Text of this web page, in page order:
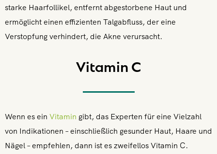
starke Haarfollikel, entfernt abgestorbene Haut und
ermöglicht einen effizienten Talgabfluss, der eine
Verstopfung verhindert, die Akne verursacht.
Vitamin C
Wenn es ein Vitamin gibt, das Experten für eine Vielzahl
von Indikationen – einschließlich gesunder Haut, Haare und
Nägel – empfehlen, dann ist es zweifellos Vitamin C.